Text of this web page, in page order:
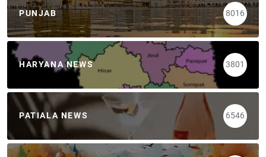
PUNJAB 8016
HARYANA NEWS 3801
PATIALA NEWS 6546